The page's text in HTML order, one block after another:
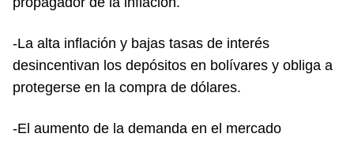
-La alta inflación y bajas tasas de interés
desincentivan los depósitos en bolívares y obliga a
protegerse en la compra de dólares.
-El aumento de la demanda en el mercado